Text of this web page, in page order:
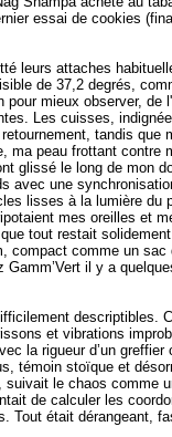
essai de cookies
leurs attaches
de 37,2 degrés,
pour mieux observer, de
Les cuisses,
tandis que
ma peau frottant contre
glissé le long de mon
avec une
lisses à la lumière du
mes oreilles et
tout restait
compact comme un sac
il y a
descriptibles.
et vibrations
la rigueur d’un greffier
témoin stoïque et
le chaos comme
de calculer les
Tout était dérangeant,